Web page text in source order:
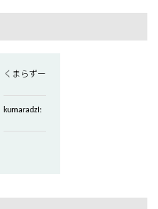
くまらずー
kumaradzI: